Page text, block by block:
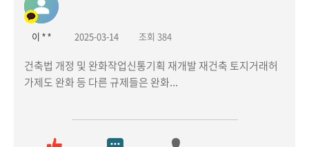
이 * * 2025-03-14 조회 384
건축법 개정 및 완화작업신통기획 재개발 재건축 토지거래허
가제도 완화 등 다른 규제들은 완화...